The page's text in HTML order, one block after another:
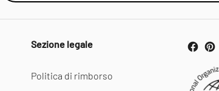
Sezione legale
Politica di rimborso